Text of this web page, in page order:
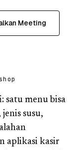
Meeting
satu menu bisa
susu,
aplikasi kasir